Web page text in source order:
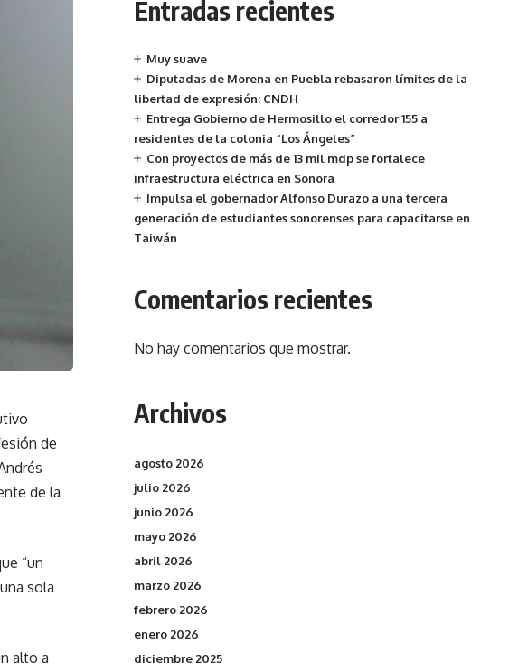
de
de la
“un
sola
alto a
Entradas recientes
Muy suave
Diputadas de Morena en Puebla rebasaron límites de la
libertad de expresión: CNDH
Entrega Gobierno de Hermosillo el corredor 155 a
residentes de la colonia “Los Ángeles”
Con proyectos de más de 13 mil mdp se fortalece
infraestructura eléctrica en Sonora
Impulsa el gobernador Alfonso Durazo a una tercera
generación de estudiantes sonorenses para capacitarse en
Taiwán
Comentarios recientes
No hay comentarios que mostrar.
Archivos
agosto 2026
julio 2026
junio 2026
mayo 2026
abril 2026
marzo 2026
febrero 2026
enero 2026
diciembre 2025